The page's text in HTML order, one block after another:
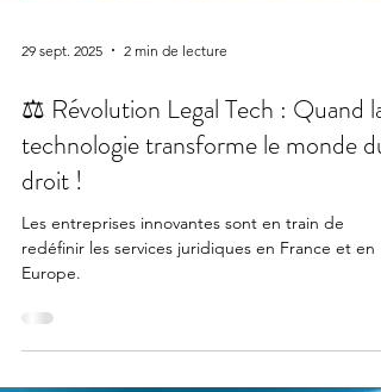
29 sept. 2025 2 min de lecture
⚖️ Révolution Legal Tech : Quand la
technologie transforme le monde du
droit !
Les entreprises innovantes sont en train de
redéfinir les services juridiques en France et en
Europe.